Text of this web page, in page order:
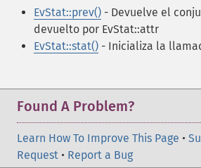
EvStat::prev() - Devuelve el
devuelto por EvStat::attr
EvStat::stat() - Inicializa la
Found A Problem?
Learn How To Improve This Page •
Request • Report a Bug